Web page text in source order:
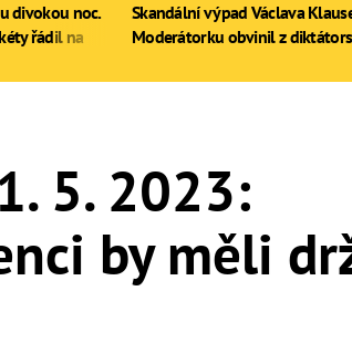
5. 2023:
by měli
divokou noc.
řádil na
Skandální výpad Václava
Moderátorku obvinil z